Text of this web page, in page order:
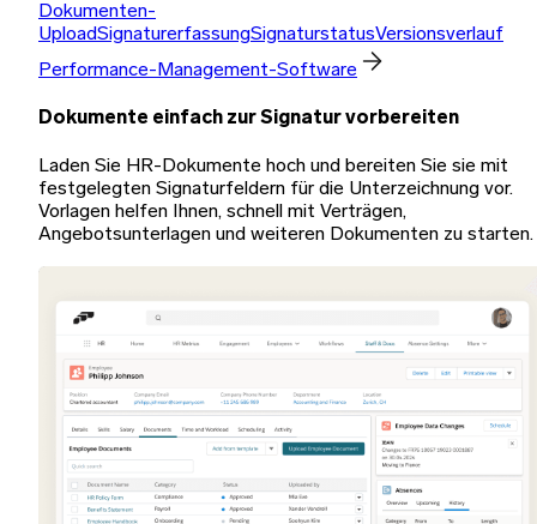
Dokumenten-
UploadSignaturerfassungSignaturstatusVersionsverlauf
Performance-Management-Software
Dokumente einfach zur Signatur vorbereiten
Laden Sie HR-Dokumente hoch und bereiten Sie sie mit
festgelegten Signaturfeldern für die Unterzeichnung vor.
Vorlagen helfen Ihnen, schnell mit Verträgen,
Angebotsunterlagen und weiteren Dokumenten zu starten.